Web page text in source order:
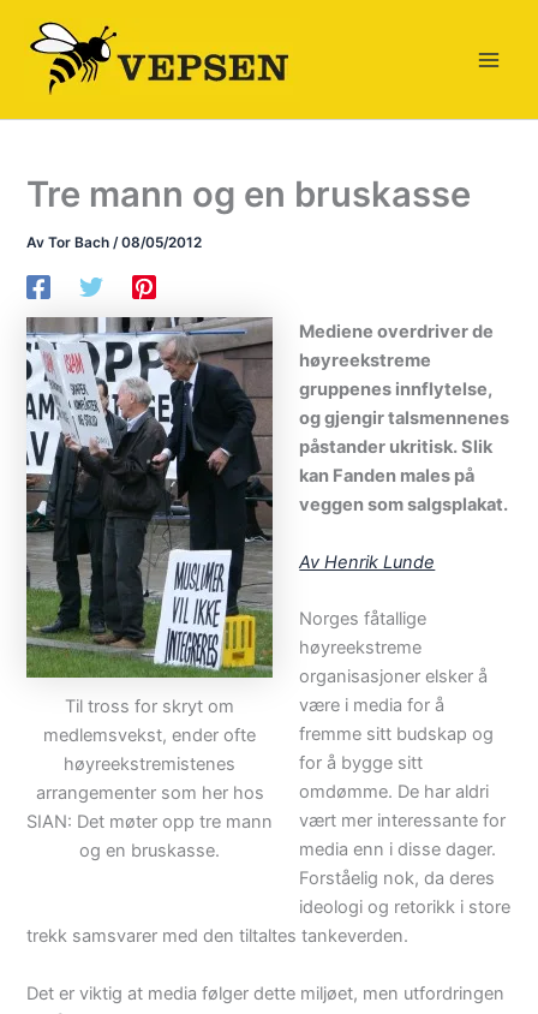
innholdet
Tre mann og en bruskasse
Av Tor Bach/08/05/2012
Til tross for skryt om
medlemsvekst, ender ofte
høyreekstremistenes
arrangementer som her hos
SIAN: Det møter opp tre mann
og en bruskasse.
Mediene overdriver de
høyreekstreme
gruppenes innflytelse,
og gjengir talsmennenes
påstander ukritisk. Slik
kan Fanden males på
veggen som salgsplakat.
Av Henrik Lunde
Norges fåtallige
høyreekstreme
organisasjoner elsker å
være i media for å
fremme sitt budskap og
for å bygge sitt
omdømme. De har aldri
vært mer interessante for
media enn i disse dager.
Forståelig nok, da deres
ideologi og retorikk i store
trekk samsvarer med den tiltaltes tankeverden.
Det er viktig at media følger dette miljøet, men utfordringen